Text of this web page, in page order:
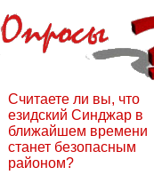
Считаете ли вы, что
езидский Синджар в
ближайшем времени
станет безопасным
районом?